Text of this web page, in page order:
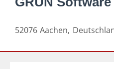
52076 Aachen,